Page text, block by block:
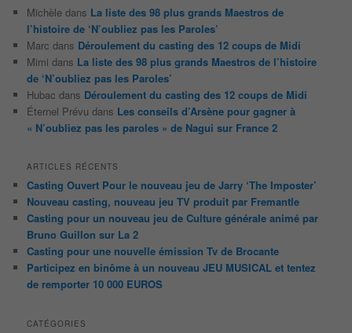
Michèle dans La liste des 98 plus grands Maestros de
l’histoire de ‘N’oubliez pas les Paroles’
Marc dans Déroulement du casting des 12 coups de Midi
Mimi dans La liste des 98 plus grands Maestros de l’histoire
de ‘N’oubliez pas les Paroles’
Hubac dans Déroulement du casting des 12 coups de Midi
Éternel Prévu dans Les conseils d’Arsène pour gagner à
« N’oubliez pas les paroles » de Nagui sur France 2
ARTICLES RÉCENTS
Casting Ouvert Pour le nouveau jeu de Jarry ‘The Imposter’
Nouveau casting, nouveau jeu TV produit par Fremantle
Casting pour un nouveau jeu de Culture générale animé par
Bruno Guillon sur La 2
Casting pour une nouvelle émission Tv de Brocante
Participez en binôme à un nouveau JEU MUSICAL et tentez
de remporter 10 000 EUROS
CATÉGORIES